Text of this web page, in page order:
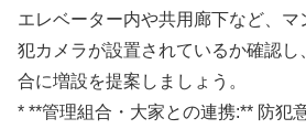
エレベーター内や共用廊下など、
犯カメラが設置されているか確認し
合に増設を提案しましょう。
* **管理組合・大家との連携:** 防犯